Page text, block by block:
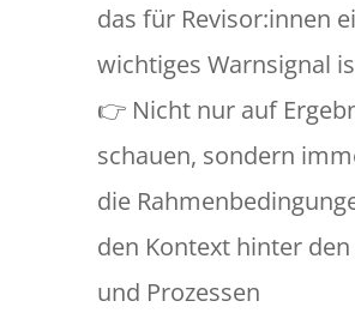
das für Revisor:innen
wichtiges Warnsignal
👉 Nicht nur auf
schauen, sondern
die
den Kontext hinter den
und Prozessen